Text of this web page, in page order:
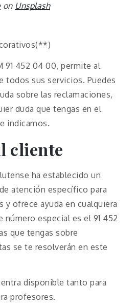
on Unsplash
91 452 04 00, permite al
todos sus servicios. Puedes
sobre las reclamaciones,
duda que tengas en el
indicamos.
cliente
ha establecido un
atención específico para
y ofrece ayuda en cualquiera
número especial es el 91 452
que tengas sobre
se te resolverán en este
disponible tanto para
profesores.